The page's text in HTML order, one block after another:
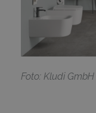
Foto: Kludi GmbH